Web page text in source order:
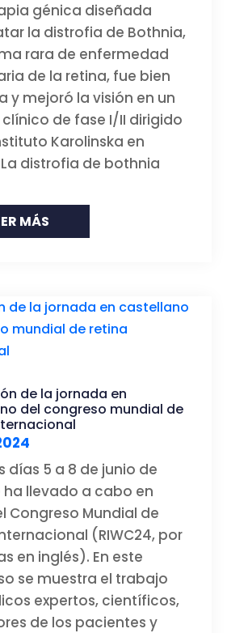
génica diseñada
la distrofia de Bothnia,
rara de enfermedad
de la retina, fue bien
y mejoró la visión en un
de fase I/II dirigido
Karolinska en
distrofia de bothnia
MÁS
de la jornada en
del congreso mundial de
días 5 a 8 de junio de
ha llevado a cabo en
Congreso Mundial de
(RIWC24, por
en inglés). En este
se muestra el trabajo
expertos, científicos,
de los pacientes y